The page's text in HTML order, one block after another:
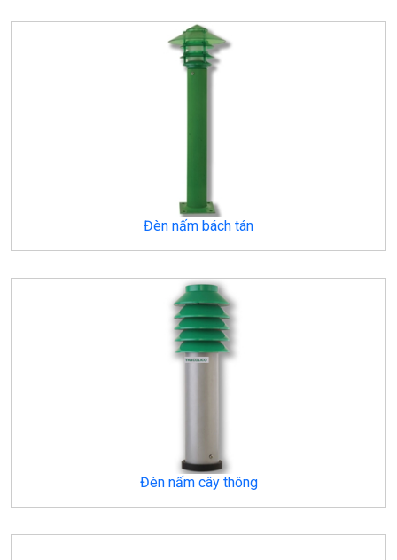
Đèn nấm bách tán
Đèn nấm cây thông